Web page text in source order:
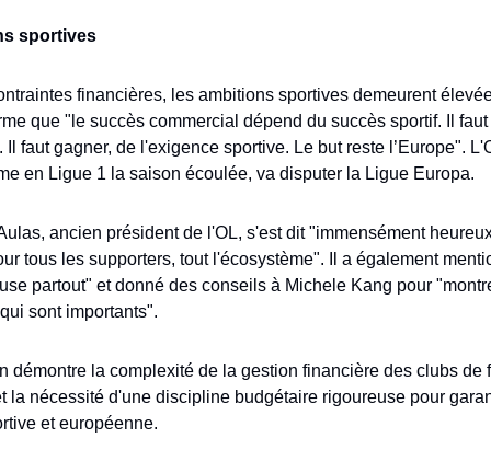
sportives
financières, les ambitions sportives demeurent
que "le succès commercial dépend du succès sportif. Il
faut gagner, de l'exigence sportive. Le but reste l’Europe".
en Ligue 1 la saison écoulée, va disputer la Ligue Europa.
ancien président de l'OL, s'est dit "immensément
tous les supporters, tout l'écosystème". Il a également
partout" et donné des conseils à Michele Kang pour
sont importants".
démontre la complexité de la gestion financière des clubs de
la nécessité d'une discipline budgétaire rigoureuse pour
et européenne.